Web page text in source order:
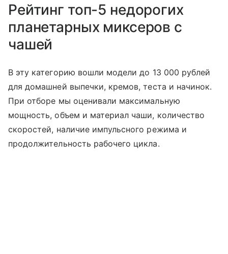
Рейтинг топ-5 недорогих
планетарных миксеров с
чашей
В эту категорию вошли модели до 13 000 рублей
для домашней выпечки, кремов, теста и начинок.
При отборе мы оценивали максимальную
мощность, объем и материал чаши, количество
скоростей, наличие импульсного режима и
продолжительность рабочего цикла.